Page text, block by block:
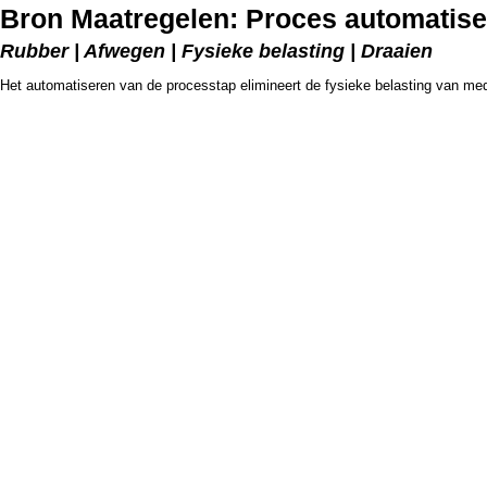
Bron Maatregelen: Proces
Rubber | Afwegen | Fysieke belasting | Draaien
Het automatiseren van de processtap elimineert de fysieke belasting van